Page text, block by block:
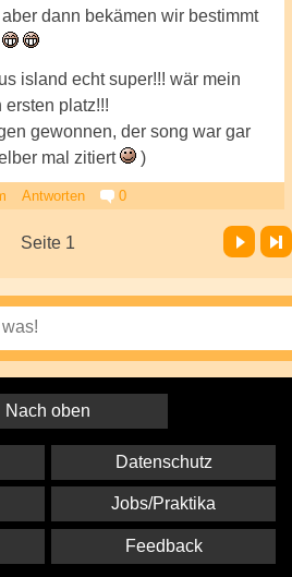
dann bekämen wir bestimmt
island echt super!!! wär mein
platz!!!
gewonnen, der song war gar
mal zitiert
)
Antworten 0
Seite 1
Vor Letzte Seite
Nach oben
Datenschutz
Jobs/Praktika
Feedback